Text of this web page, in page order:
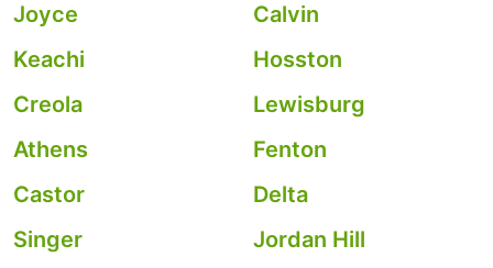
Joyce
Calvin
Keachi
Hosston
Creola
Lewisburg
Athens
Fenton
Castor
Delta
Singer
Jordan Hill